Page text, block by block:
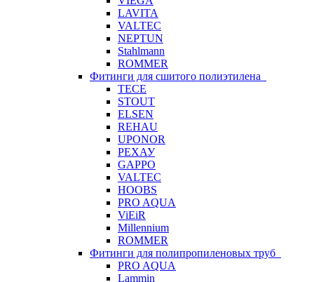
LAVITA
VALTEC
NEPTUN
Stahlmann
ROMMER
Фитинги для сшитого полиэтилена
TECE
STOUT
ELSEN
REHAU
UPONOR
РЕХАУ
GAPPO
VALTEC
HOOBS
PRO AQUA
ViEiR
Millennium
ROMMER
Фитинги для полипропиленовых труб
PRO AQUA
Lammin